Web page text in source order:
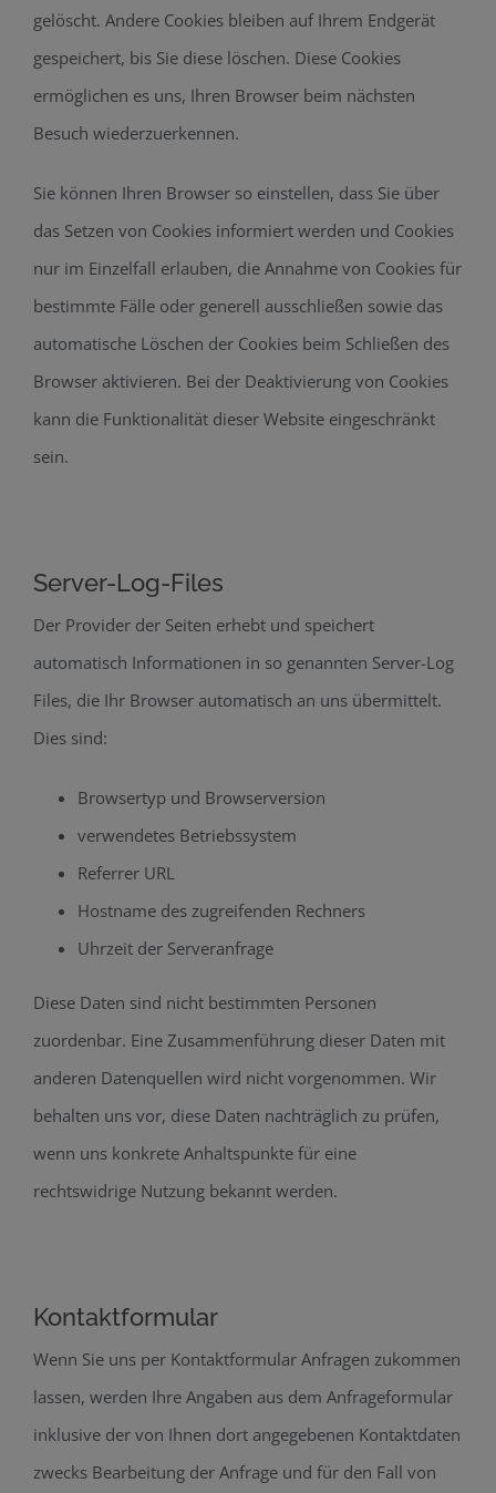
gelöscht. Andere Cookies bleiben auf Ihrem Endgerät
gespeichert, bis Sie diese löschen. Diese Cookies
ermöglichen es uns, Ihren Browser beim nächsten
Besuch wiederzuerkennen.
Sie können Ihren Browser so einstellen, dass Sie über
das Setzen von Cookies informiert werden und Cookies
nur im Einzelfall erlauben, die Annahme von Cookies für
bestimmte Fälle oder generell ausschließen sowie das
automatische Löschen der Cookies beim Schließen des
Browser aktivieren. Bei der Deaktivierung von Cookies
kann die Funktionalität dieser Website eingeschränkt
sein.
Server-Log-Files
Der Provider der Seiten erhebt und speichert
automatisch Informationen in so genannten Server-Log
Files, die Ihr Browser automatisch an uns übermittelt.
Dies sind:
Browsertyp und Browserversion
verwendetes Betriebssystem
Referrer URL
Hostname des zugreifenden Rechners
Uhrzeit der Serveranfrage
Diese Daten sind nicht bestimmten Personen
zuordenbar. Eine Zusammenführung dieser Daten mit
anderen Datenquellen wird nicht vorgenommen. Wir
behalten uns vor, diese Daten nachträglich zu prüfen,
wenn uns konkrete Anhaltspunkte für eine
rechtswidrige Nutzung bekannt werden.
Kontaktformular
Wenn Sie uns per Kontaktformular Anfragen zukommen
lassen, werden Ihre Angaben aus dem Anfrageformular
inklusive der von Ihnen dort angegebenen Kontaktdaten
zwecks Bearbeitung der Anfrage und für den Fall von